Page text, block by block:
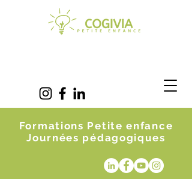
Formations Petite enfance
Journées pédagogiques